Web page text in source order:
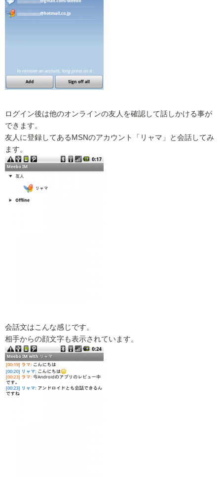
ログイン後は他のオンラインの友人を確認して話しかける事が
できます。
友人に登録してあるMSNのアカウント「リャマ」と会話してみ
ます。
会話文はこんな感じです。
相手からの顔文字も表示されています。